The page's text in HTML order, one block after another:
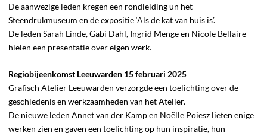
De aanwezige leden kregen een rondleiding un het
Steendrukmuseum en de expositie ‘Als de kat van huis is’.
De leden Sarah Linde, Gabi Dahl, Ingrid Menge en Nicole Bellaire
hielen een presentatie over eigen werk.
Regiobijeenkomst Leeuwarden 15 februari 2025
Grafisch Atelier Leeuwarden verzorgde een toelichting over de
geschiedenis en werkzaamheden van het Atelier.
De nieuwe leden Annet van der Kamp en Noëlle Poiesz lieten enige
werken zien en gaven een toelichting op hun inspiratie, hun